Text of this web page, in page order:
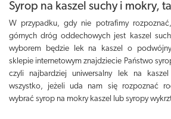
Syrop na kaszel suchy i mokry,
W przypadku, gdy nie potrafimy
górnych dróg oddechowych jest kaszel
wyborem będzie lek na kaszel o
sklepie internetowym znajdziecie Państwo
czyli najbardziej uniwersalny lek na
wszystko, jeżeli uda nam się rozpoznać
wybrać syrop na mokry kaszel lub syropy